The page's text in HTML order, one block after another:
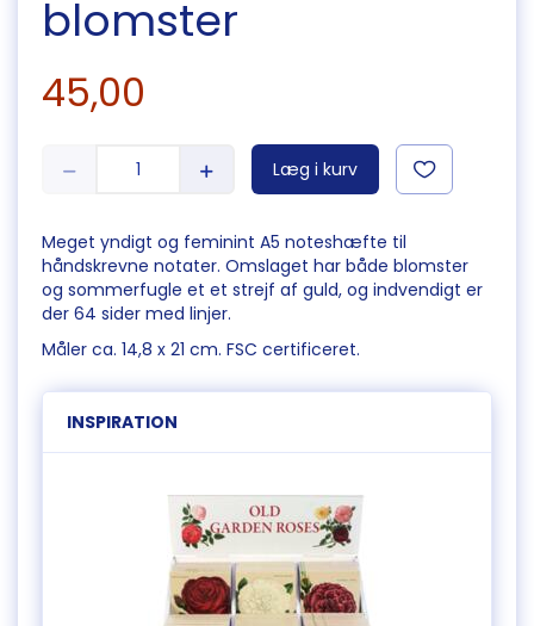
blomster
45,00
Læg i kurv
Meget yndigt og feminint A5 noteshæfte til
håndskrevne notater. Omslaget har både blomster
og sommerfugle et et strejf af guld, og indvendigt er
der 64 sider med linjer.
Måler ca. 14,8 x 21 cm. FSC certificeret.
INSPIRATION